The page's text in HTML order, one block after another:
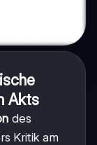
Akts
des
Kritik am